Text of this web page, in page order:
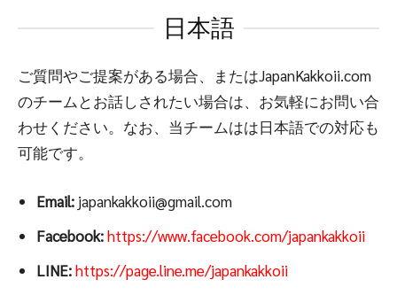
日本語
ご質問やご提案がある場合、またはJapanKakkoii.com
のチームとお話しされたい場合は、お気軽にお問い合
わせください。なお、当チームはは日本語での対応も
可能です。
Email: japankakkoii@gmail.com
Facebook:https://www.facebook.com/japankakkoii
LINE:https://page.line.me/japankakkoii